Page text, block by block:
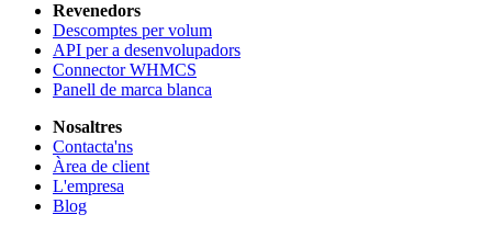
Revenedors
Descomptes per volum
API per a desenvolupadors
Connector WHMCS
Panell de marca blanca
Nosaltres
Contacta'ns
Àrea de client
L'empresa
Blog